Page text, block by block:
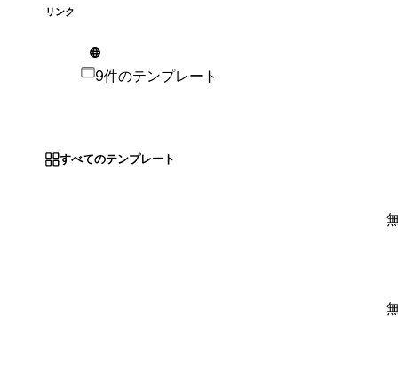
リンク
9件のテンプレート
すべてのテンプレート